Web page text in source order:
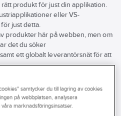
produkt för just din applikation.
eller VS-
just detta.
produkter här på webben, men om
det du söker
ett globalt leverantörsnät för att
alla
filter
Produkter (334)
samtycker du till lagring av cookies
på webbplatsen, analysera
marknadsföringsinsatser.